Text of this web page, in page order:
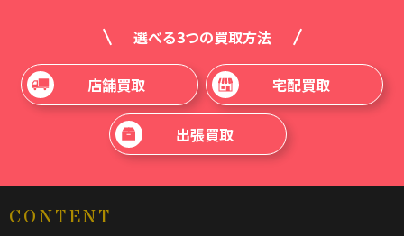
選べる3つの買取方法
店舗買取 宅配買取
出張買取
CONTENT